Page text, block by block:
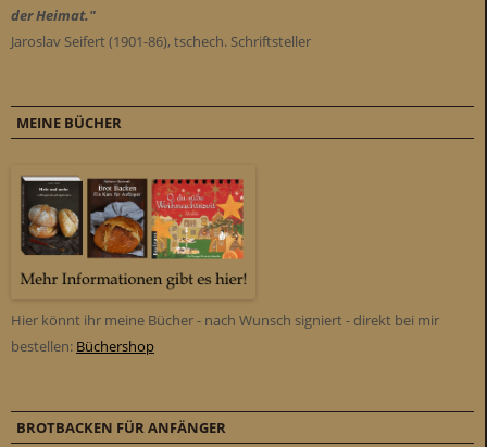
der Heimat."
Jaroslav Seifert (1901-86), tschech. Schriftsteller
MEINE BÜCHER
Hier könnt ihr meine Bücher - nach Wunsch signiert - direkt bei mir
bestellen: Büchershop
BROTBACKEN FÜR ANFÄNGER